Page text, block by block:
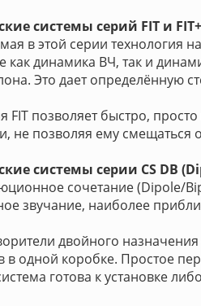
системы серий FIT и
в этой серии технология
как динамика ВЧ, так и
Это дает определённую
FIT позволяет быстро,
не позволяя ему смещаться
системы серии CS DB
сочетание (Dipole/
звучание, наиболее
двойного
в одной коробке. Простое
готова к установке